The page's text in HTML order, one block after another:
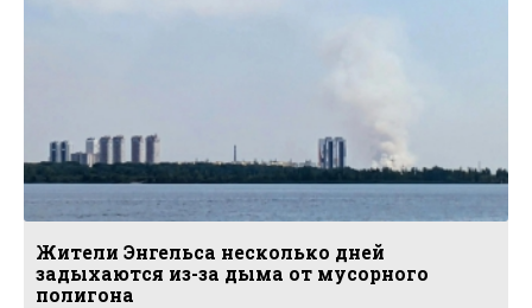
Жители Энгельса несколько дней
задыхаются из-за дыма от мусорного
полигона